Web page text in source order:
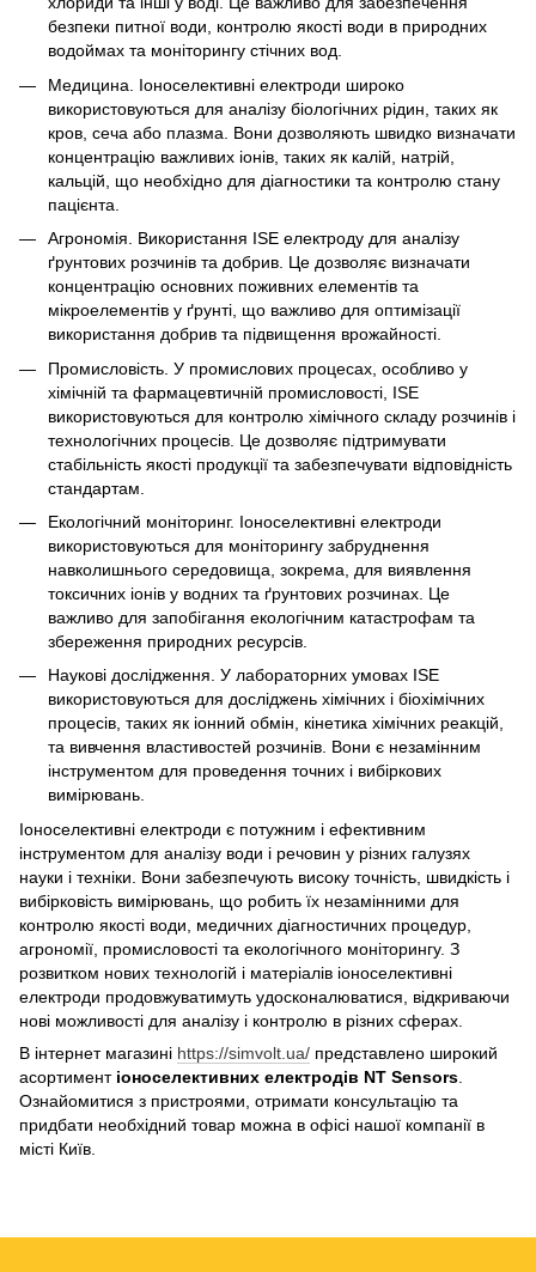
безпеки питної води, контролю якості води в природних
водоймах та моніторингу стічних вод.
Медицина. Іоноселективні електроди широко
використовуються для аналізу біологічних рідин, таких як
кров, сеча або плазма. Вони дозволяють швидко визначати
концентрацію важливих іонів, таких як калій, натрій,
кальцій, що необхідно для діагностики та контролю стану
пацієнта.
Агрономія. Використання ІSЕ електроду для аналізу
ґрунтових розчинів та добрив. Це дозволяє визначати
концентрацію основних поживних елементів та
мікроелементів у ґрунті, що важливо для оптимізації
використання добрив та підвищення врожайності.
Промисловість. У промислових процесах, особливо у
хімічній та фармацевтичній промисловості, ІSЕ
використовуються для контролю хімічного складу розчинів і
технологічних процесів. Це дозволяє підтримувати
стабільність якості продукції та забезпечувати відповідність
стандартам.
Екологічний моніторинг. Іоноселективні електроди
використовуються для моніторингу забруднення
навколишнього середовища, зокрема, для виявлення
токсичних іонів у водних та ґрунтових розчинах. Це
важливо для запобігання екологічним катастрофам та
збереження природних ресурсів.
Наукові дослідження. У лабораторних умовах ІSЕ
використовуються для досліджень хімічних і біохімічних
процесів, таких як іонний обмін, кінетика хімічних реакцій,
та вивчення властивостей розчинів. Вони є незамінним
інструментом для проведення точних і вибіркових
вимірювань.
Іоноселективні електроди є потужним і ефективним
інструментом для аналізу води і речовин у різних галузях
науки і техніки. Вони забезпечують високу точність, швидкість і
вибірковість вимірювань, що робить їх незамінними для
контролю якості води, медичних діагностичних процедур,
агрономії, промисловості та екологічного моніторингу. З
розвитком нових технологій і матеріалів іоноселективні
електроди продовжуватимуть удосконалюватися, відкриваючи
нові можливості для аналізу і контролю в різних сферах.
В інтернет магазині https://simvolt.ua/ представлено широкий
асортимент іоноселективних електродів NT Sensors
Ознайомитися з пристроями, отримати консультацію та
придбати необхідний товар можна в офісі нашої компанії в
місті Київ.